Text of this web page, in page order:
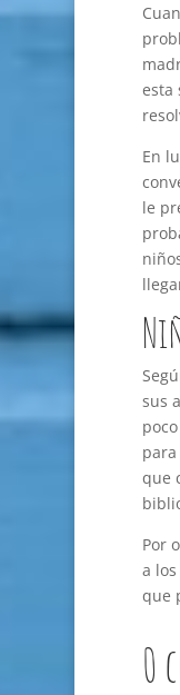
esta
En
le
sus
que
Por
a
que
0